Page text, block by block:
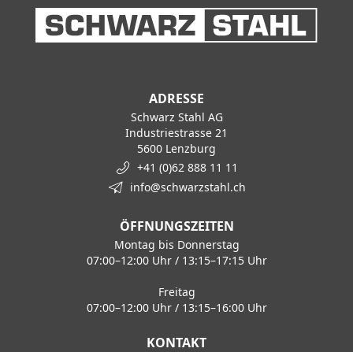
ADRESSE
Schwarz Stahl AG
Industriestrasse 21
5600 Lenzburg
+41 (0)62 888 11 11
info@schwarzstahl.ch
ÖFFNUNGSZEITEN
Montag bis Donnerstag
07:00–12:00 Uhr / 13:15–17:15 Uhr
Freitag
07:00–12:00 Uhr / 13:15–16:00 Uhr
KONTAKT